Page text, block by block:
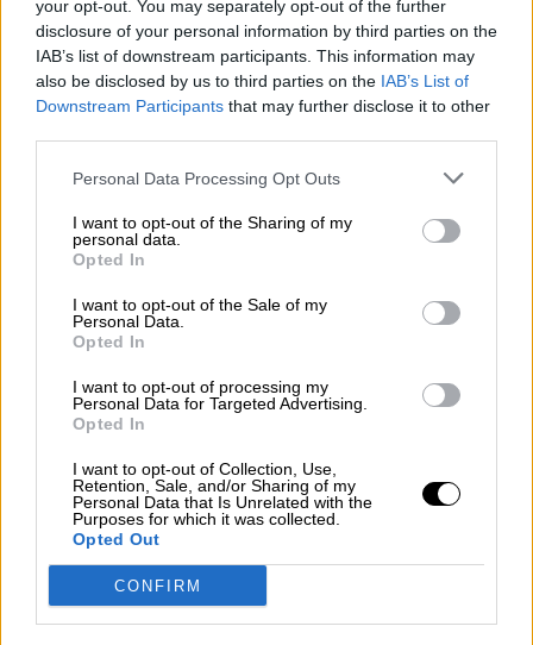
your opt-out. You may separately opt-out of the further
disclosure of your personal information by third parties on the
IAB’s list of downstream participants. This information may
also be disclosed by us to third parties on the IAB’s List of
Downstream Participants that may further disclose it to other
Personal Data Processing Opt Outs
I want to opt-out of the Sharing of my
personal data.
Opted In
I want to opt-out of the Sale of my
Personal Data.
Opted In
I want to opt-out of processing my
Personal Data for Targeted Advertising.
Opted In
I want to opt-out of Collection, Use,
Retention, Sale, and/or Sharing of my
Personal Data that Is Unrelated with the
Purposes for which it was collected.
Opted Out
CONFIRM
OPINIONES DIVERSAS
¿La ciudadanía de Occidente es
consciente del riesgo de una tercera
guerra mundial?
Crisis
María Comesaña
Por Juan Manuel Beltrán
El Conflicto de Oriente Medio: Un Nuevo
Orden Autoritario en Construcción
Álvaro Frutos Rosado y Gabinete Geopolítica de
Reconquista leonesa